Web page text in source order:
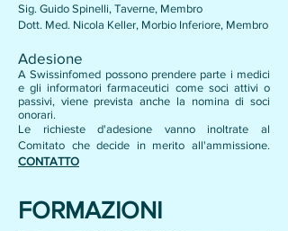
Sig. Guido Spinelli, Taverne, Membro
Dott. Med. Nicola Keller, Morbio Inferiore, Membro
Adesione
A Swissinfomed possono prendere parte i medici
e gli informatori farmaceutici come soci attivi o
passivi, viene prevista anche la nomina di soci
onorari.
Le richieste d'adesione vanno inoltrate al
Comitato che decide in merito all'ammissione.
CONTATTO
FORMAZIONI